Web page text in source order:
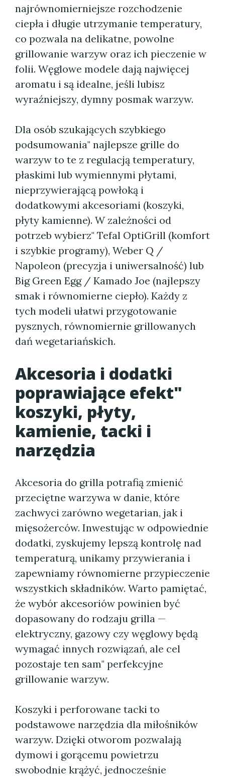
najrównomierniejsze rozchodzenie
ciepła i długie utrzymanie temperatury,
co pozwala na delikatne, powolne
grillowanie warzyw oraz ich pieczenie w
folii. Węglowe modele dają najwięcej
aromatu i są idealne, jeśli lubisz
wyraźniejszy, dymny posmak warzyw.
Dla osób szukających szybkiego
podsumowania" najlepsze grille do
warzyw to te z regulacją temperatury,
płaskimi lub wymiennymi płytami,
nieprzywierającą powłoką i
dodatkowymi akcesoriami (koszyki,
płyty kamienne). W zależności od
potrzeb wybierz" Tefal OptiGrill (komfort
i szybkie programy), Weber Q /
Napoleon (precyzja i uniwersalność) lub
Big Green Egg / Kamado Joe (najlepszy
smak i równomierne ciepło). Każdy z
tych modeli ułatwi przygotowanie
pysznych, równomiernie grillowanych
dań wegetariańskich.
Akcesoria i dodatki
poprawiające efekt"
koszyki, płyty,
kamienie, tacki i
narzędzia
Akcesoria do grilla potrafią zmienić
przeciętne warzywa w danie, które
zachwyci zarówno wegetarian, jak i
mięsożerców. Inwestując w odpowiednie
dodatki, zyskujemy lepszą kontrolę nad
temperaturą, unikamy przywierania i
zapewniamy równomierne przypieczenie
wszystkich składników. Warto pamiętać,
że wybór akcesoriów powinien być
dopasowany do rodzaju grilla —
elektryczny, gazowy czy węglowy będą
wymagać innych rozwiązań, ale cel
pozostaje ten sam" perfekcyjne
grillowanie warzyw.
Koszyki i perforowane tacki to
podstawowe narzędzia dla miłośników
warzyw. Dzięki otworom pozwalają
dymowi i gorącemu powietrzu
swobodnie krążyć, jednocześnie